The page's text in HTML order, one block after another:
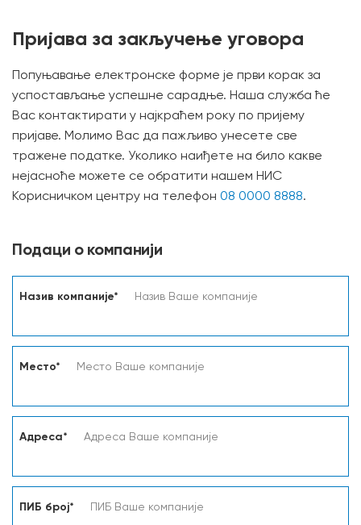
Пријава за закључење уговора
Попуњавање електронске форме је први корак за
успостављање успешне сарадње. Наша служба ће
Вас контактирати у најкраћем року по пријему
пријаве. Молимо Вас да пажљиво унесете све
тражене податке. Уколико наиђете на било какве
нејасноће можете се обратити нашем НИС
Корисничком центру на телефон 08 0000 8888.
Подаци о компанији
Назив компаније*
Место*
Адреса*
ПИБ број*